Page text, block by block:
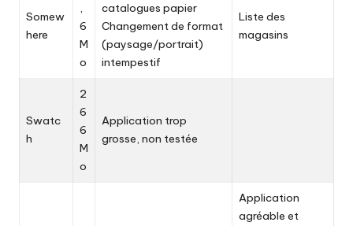
Somew
here
,
6
M
o
catalogues papier
Changement de format
(paysage/portrait)
intempestif
Liste des
magasins
Swatc
h
2
6
6
M
o
Application trop
grosse, non testée
Application
agréable et